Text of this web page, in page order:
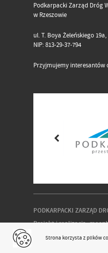
Podkarpacki Zarząd Dróg
w Rzeszowie
ul. T. Boya Żeleńskiego 19a,
NIP: 813-29-37-794
Przyjmujemy interesantów
PODKARPACKI ZARZĄD
Projekt i realizacja:
responsivevoice.org
Strona korzysta z plików